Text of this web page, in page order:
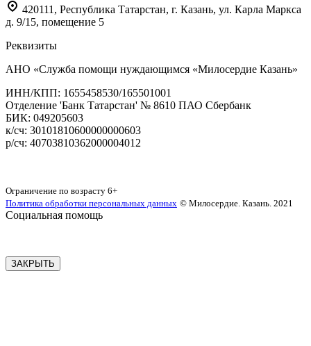
420111 , Республика Татарстан, г. Казань, ул. Карла Маркса
д. 9/15, помещение 5
Реквизиты
АНО «Служба помощи нуждающимся «Милосердие Казань»
‌ИНН/КПП: 1655458530/165501001
Отделение 'Банк Татарстан' № 8610 ПАО Сбербанк
БИК: 049205603
‌к/сч: 30101810600000000603
р/сч: 40703810362000004012
Ограничение по возрасту 6+
Политика обработки персональных данных © Милосердие. Казань. 2021
Социальная помощь
ЗАКРЫТЬ